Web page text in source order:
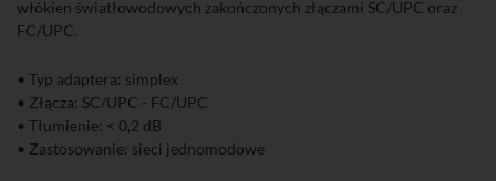
włókien światłowodowych zakończonych złączami SC/UPC oraz
FC/UPC.
• Typ adaptera: simplex
• Złącza: SC/UPC - FC/UPC
• Tłumienie: < 0,2 dB
• Zastosowanie: sieci jednomodowe